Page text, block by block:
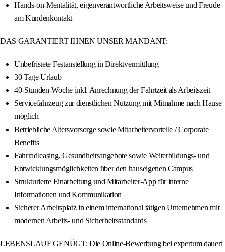
Hands-on-Mentalität, eigenverantwortliche Arbeitsweise und Freude
am Kundenkontakt
DAS GARANTIERT IHNEN UNSER MANDANT:
Unbefristete Festanstellung in Direktvermittlung
30 Tage Urlaub
40-Stunden-Woche inkl. Anrechnung der Fahrtzeit als Arbeitszeit
Servicefahrzeug zur dienstlichen Nutzung mit Mitnahme nach Hause
möglich
Betriebliche Altersvorsorge sowie Mitarbeitervorteile / Corporate
Benefits
Fahrradleasing, Gesundheitsangebote sowie Weiterbildungs- und
Entwicklungsmöglichkeiten über den hauseigenen Campus
Strukturierte Einarbeitung und Mitarbeiter-App für interne
Informationen und Kommunikation
Sicherer Arbeitsplatz in einem international tätigen Unternehmen mit
modernen Arbeits- und Sicherheitsstandards
LEBENSLAUF GENÜGT: Die Online-Bewerbung bei expertum dauert